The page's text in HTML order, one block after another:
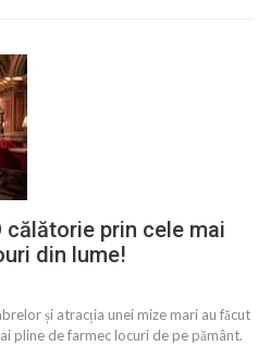
călătorie prin cele mai
din lume!
și atracția unei mize mari au făcut
pline de farmec locuri de pe pământ.